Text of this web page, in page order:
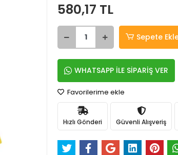
580,17 TL
Sepete
WHATSAPP İLE SİPARİŞ VER
Favorilerime ekle
Hızlı Gönderi Güvenli Alışveriş